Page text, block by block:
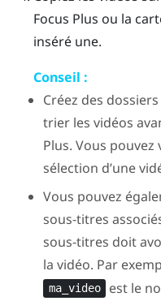
Focus Plus ou la
inséré une.
Conseil :
Créez des
trier les vidéos
Plus. Vous pouvez
sélection d’une
Vous pouvez
sous-titres
sous-titres doit
la vidéo. Par
ma_video est le